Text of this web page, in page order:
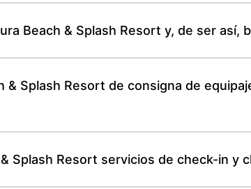
Beach & Splash Resort y, de ser así,
& Splash Resort de consigna de
Splash Resort servicios de check-in y